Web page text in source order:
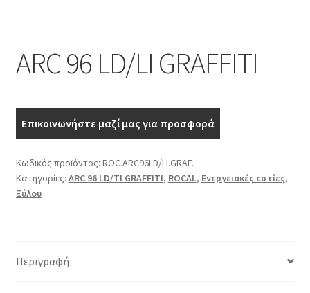
ARC 96 LD/LI GRAFFITI
Επικοινωνήστε μαζί μας για προσφορά
Κωδικός προϊόντος: ROC.ARC96LD/LI.GRAF.
Κατηγορίες: ARC 96 LD/TI GRAFFITI, ROCAL, Ενεργειακές εστίες,
Ξύλου
Περιγραφή